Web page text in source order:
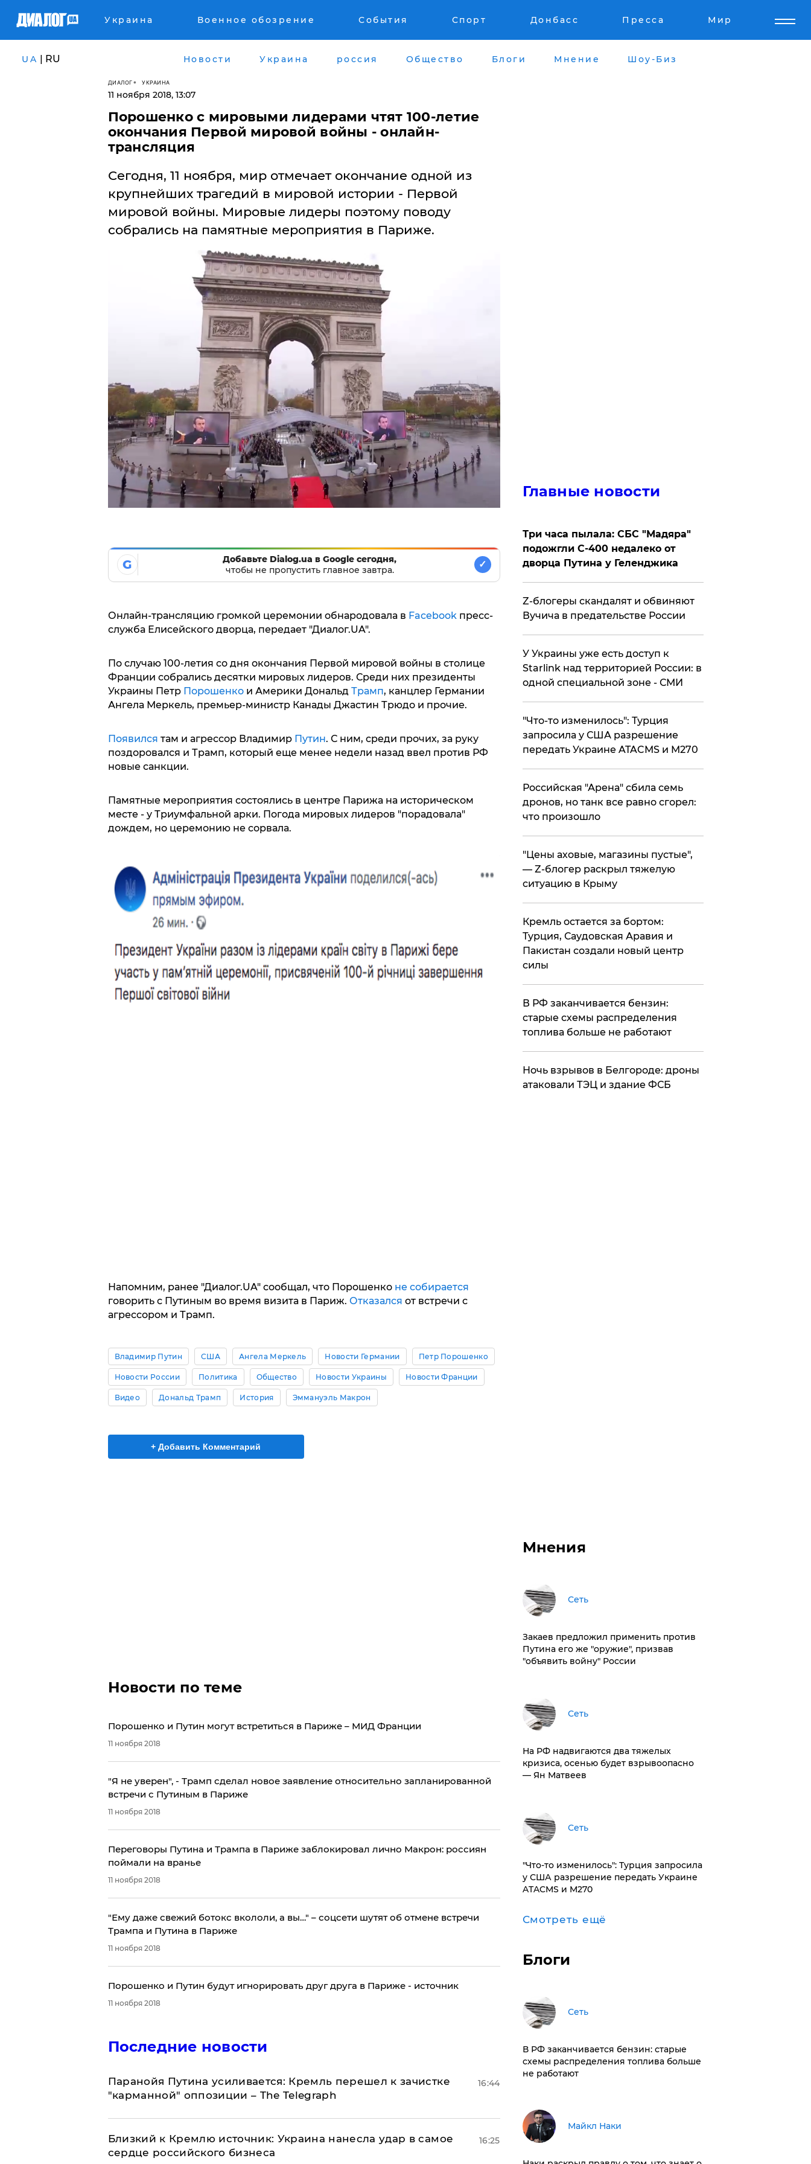
Украина Военное обозрение События Спорт Донбасс Пресса Мир
UA | RU Новости Украина россия Общество Блоги Мнение Шоу-Биз
ДИАЛОГ УКРАИНА
11 ноября 2018, 13:07
Порошенко с мировыми лидерами чтят 100-летие
окончания Первой мировой войны - онлайн-
трансляция
Сегодня, 11 ноября, мир отмечает окончание одной из
крупнейших трагедий в мировой истории - Первой
мировой войны. Мировые лидеры поэтому поводу
собрались на памятные мероприятия в Париже.
G
Добавьте Dialog.ua в Google сегодня,
чтобы не пропустить главное завтра.
✓
Онлайн-трансляцию громкой церемонии обнародовала в Facebookпресс-
служба Елисейского дворца, передает "Диалог.UA".
По случаю 100-летия со дня окончания Первой мировой войны в столице
Франции собрались десятки мировых лидеров. Среди них президенты
Украины Петр Порошенкои Америки Дональд Трамп, канцлер Германии
Ангела Меркель, премьер-министр Канады Джастин Трюдо и прочие.
Появился там и агрессор Владимир Путин. С ним, среди прочих, за руку
поздоровался и Трамп, который еще менее недели назад ввел против РФ
новые санкции.
Памятные мероприятия состоялись в центре Парижа на историческом
месте - у Триумфальной арки. Погода мировых лидеров "порадовала"
дождем, но церемонию не сорвала.
Напомним, ранее "Диалог.UA" сообщал, что Порошенко не собирается
говорить с Путиным во время визита в Париж. Отказался от встречи с
агрессором и Трамп.
Владимир Путин США Ангела Меркель Новости Германии Петр Порошенко
Новости России Политика Общество Новости Украины Новости Франции
Видео Дональд Трамп История Эммануэль Макрон
+ Добавить Комментарий
Новости по теме
Порошенко и Путин могут встретиться в Париже – МИД Франции
11 ноября 2018
"Я не уверен", - Трамп сделал новое заявление относительно запланированной
встречи с Путиным в Париже
11 ноября 2018
Переговоры Путина и Трампа в Париже заблокировал лично Макрон: россиян
поймали на вранье
11 ноября 2018
"Ему даже свежий ботокс вкололи, а вы…" – соцсети шутят об отмене встречи
Трампа и Путина в Париже
11 ноября 2018
​Порошенко и Путин будут игнорировать друг друга в Париже - источник
11 ноября 2018
Последние новости
Паранойя Путина усиливается: Кремль перешел к зачистке
"карманной" оппозиции – The Telegraph
16:44
Близкий к Кремлю источник: Украина нанесла удар в самое
сердце российского бизнеса
16:25
Главные новости
Три часа пылала: СБС "Мадяра"
подожгли С-400 недалеко от
дворца Путина у Геленджика
Z-блогеры скандалят и обвиняют
Вучича в предательстве России
У Украины уже есть доступ к
Starlink над территорией России: в
одной специальной зоне - СМИ
​"Что-то изменилось": Турция
запросила у США разрешение
передать Украине ATACMS и M270
​Российская "Арена" сбила семь
дронов, но танк все равно сгорел:
что произошло
​"Цены аховые, магазины пустые",
— Z-блогер раскрыл тяжелую
ситуацию в Крыму
​Кремль остается за бортом:
Турция, Саудовская Аравия и
Пакистан создали новый центр
силы
​В РФ заканчивается бензин:
старые схемы распределения
топлива больше не работают
​Ночь взрывов в Белгороде: дроны
атаковали ТЭЦ и здание ФСБ
Мнения
Сеть
Закаев предложил применить против
Путина его же "оружие", призвав
"объявить войну" России
Сеть
На РФ надвигаются два тяжелых
кризиса, осенью будет взрывоопасно
— Ян Матвеев
Сеть
​"Что-то изменилось": Турция запросила
у США разрешение передать Украине
ATACMS и M270
Смотреть ещё
Блоги
Сеть
​В РФ заканчивается бензин: старые
схемы распределения топлива больше
не работают
Майкл Наки